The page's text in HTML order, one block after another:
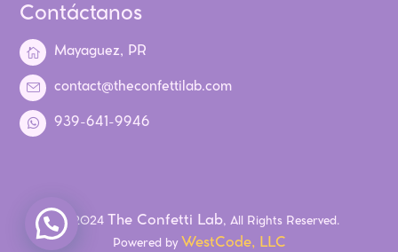
Contáctanos
Mayaguez, PR
contact@theconfettilab.com
939-641-9946
© 2024 The Confetti Lab, All Rights Reserved.
Powered by WestCode, LLC